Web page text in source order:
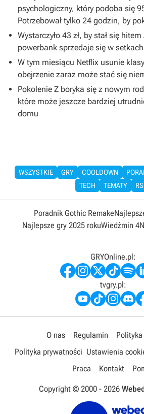
psychologiczny, który podoba się
Potrzebował tylko 24 godzin, by
Wystarczyło 43 zł, by stał się
powerbank sprzedaje się w
W tym miesiącu Netflix usunie
obejrzenie zaraz może stać się
Pokolenie Z boryka się z nowym
które może jeszcze bardziej
domu
WSZYSTKIE GRY COOLDOWN
TECH
TEMATY
Poradnik Gothic Remake
Najlepsze gry 2025 rokuWiedźmin 4
GRYOnline.pl:
tvgry.pl:
O nas Regulamin
Polityka prywatności Ustawienia
Praca
Kontakt
Copyright © 2000 - 2026